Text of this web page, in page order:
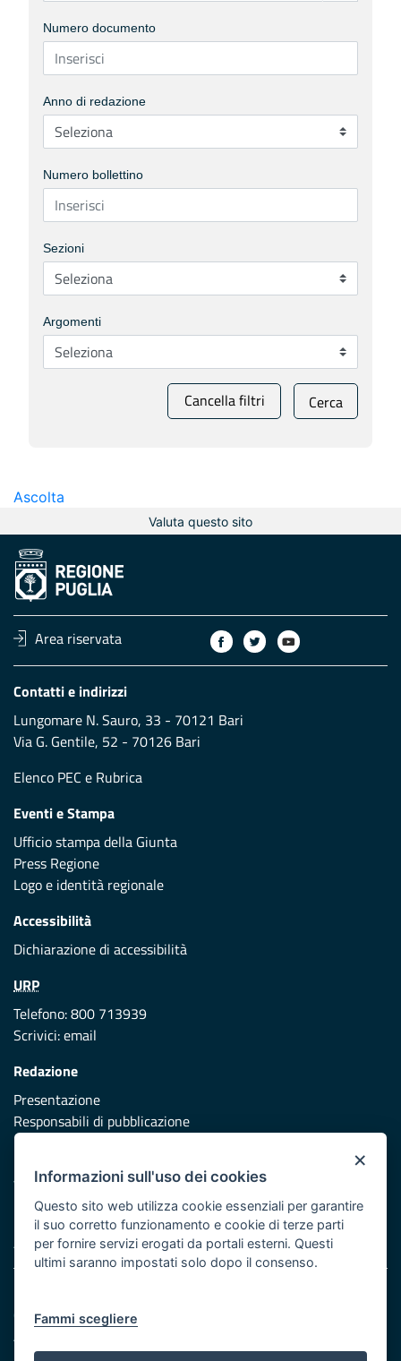
Numero documento
Anno di redazione
Numero bollettino
Sezioni
Argomenti
Cancella filtri Cerca
Ascolta
Valuta questo sito
Area riservata
Contatti e indirizzi
Lungomare N. Sauro, 33 - 70121 Bari
Via G. Gentile, 52 - 70126 Bari
Elenco PEC e Rubrica
Eventi e Stampa
Ufficio stampa della Giunta
Press Regione
Logo e identità regionale
Accessibilità
Dichiarazione di accessibilità
URP
Telefono: 800 713939
Scrivici:email
Redazione
Presentazione
Responsabili di pubblicazione
Vai al sito di Protezione Civile Puglia
Iniziativa finanziata con risorse del POR Puglia 2014/2020 -
Asse XI
Cookie e privacy
Atti di notifica
×
Informazioni sull'uso dei cookies
Questo sito web utilizza cookie essenziali per garantire
il suo corretto funzionamento e cookie di terze parti
per fornire servizi erogati da portali esterni. Questi
ultimi saranno impostati solo dopo il consenso.
Fammi scegliere